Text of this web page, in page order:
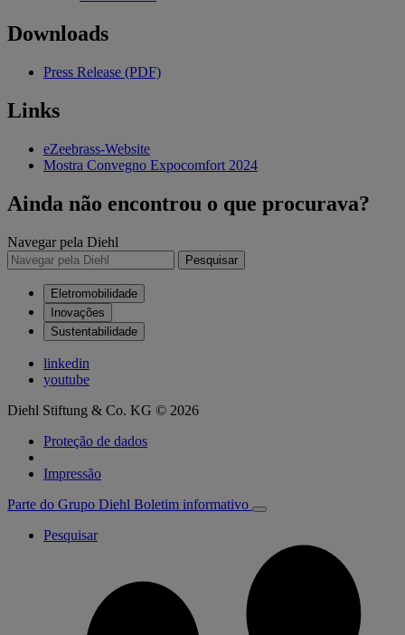
Downloads
Press Release (PDF)
Links
eZeebrass-Website
Mostra Convegno Expocomfort 2024
Ainda não encontrou o que procurava?
Navegar pela Diehl
Pesquisar
Eletromobilidade
Inovações
Sustentabilidade
linkedin
youtube
Diehl Stiftung & Co. KG © 2026
Proteção de dados
Impressão
Parte do Grupo Diehl Boletim informativo
Pesquisar